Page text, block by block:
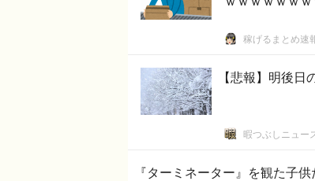
稼げるまとめ速
【悲報】明後
暇つぶしニュー
『ターミネーター』を観た子